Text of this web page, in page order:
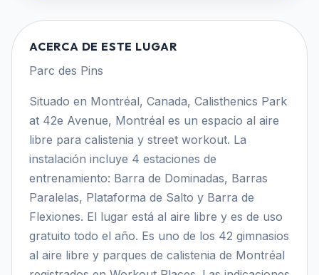
ACERCA DE ESTE LUGAR
Parc des Pins
Situado en Montréal, Canada, Calisthenics Park
at 42e Avenue, Montréal es un espacio al aire
libre para calistenia y street workout. La
instalación incluye 4 estaciones de
entrenamiento: Barra de Dominadas, Barras
Paralelas, Plataforma de Salto y Barra de
Flexiones. El lugar está al aire libre y es de uso
gratuito todo el año. Es uno de los 42 gimnasios
al aire libre y parques de calistenia de Montréal